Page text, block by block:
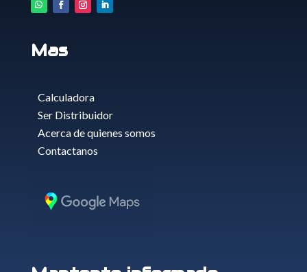
Mas
Calculadora
Ser Distribuidor
Acerca de quienes somos
Contactanos